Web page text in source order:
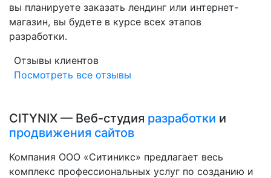
вы планируете заказать лендинг или интернет-
магазин, вы будете в курсе всех этапов
разработки.
Отзывы клиентов
Посмотреть все отзывы
CITYNIX — Веб-студия разработки и
продвижения сайтов
Компания ООО «Ситиникс» предлагает весь
комплекс профессиональных услуг по созданию и